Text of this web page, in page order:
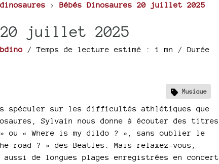
> Bébés Dinosaures 20 juillet 2025
20 juillet 2025
/ Temps de lecture estimé : 1 mn / Durée
Musique
spéculer sur les difficultés athlétiques que
Sylvain nous donne à écouter des titres
ou « Where is my dildo ? », sans oublier le
road ? » des Beatles. Mais relaxez-vous,
de longues plages enregistrées en concert